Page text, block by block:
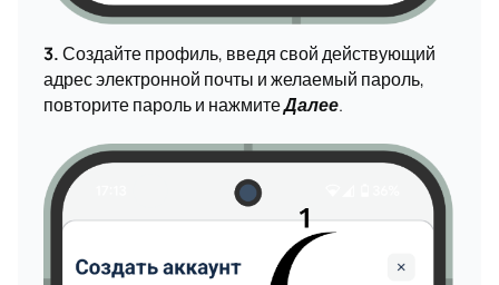
3.Создайте профиль, введя свой действующий
адрес электронной почты и желаемый пароль,
повторите пароль и нажмитеДалее.